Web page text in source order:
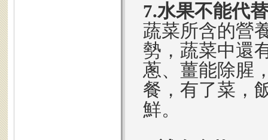
7.水果不能代
蔬菜所含的營
勢，蔬菜中還
蔥、薑能除腥
餐，有了菜，
鮮。